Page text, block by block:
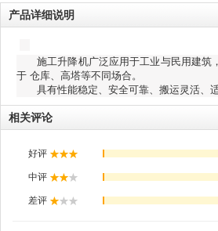
产品详细说明
施工升降机广泛应用于工业与民用建筑
于 仓库、高塔等不同场合。
具有性能稳定、安全可靠、搬运灵活、
相关评论